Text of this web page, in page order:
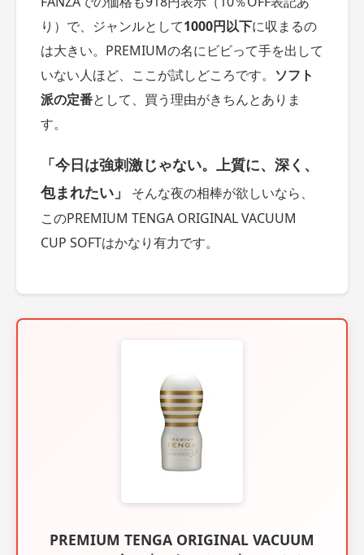
り）で、ジャンルとして1000円以下に収まるの
は大きい。PREMIUMの名にビビって手を出して
いない人ほど、ここが試しどころです。 ソフト
派の定番として、買う理由がきちんとありま
す。
「今日は強刺激じゃない。上質に、深く、
包まれたい」
そんな夜の相棒が欲しいなら、
このPREMIUM TENGA ORIGINAL VACUUM
CUP SOFTはかなり有力です。
PREMIUM TENGA ORIGINAL VACUUM